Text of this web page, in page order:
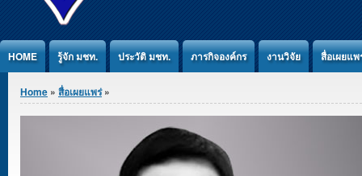
HOME รู้จัก มชท. ประวัติ มชท. ภารกิจองค์กร งานวิจัย สื่อเผยแพ
You are here
Home » สื่อเผยแพร่»